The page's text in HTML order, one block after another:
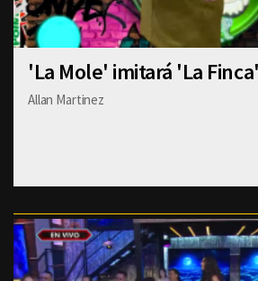
'La Mole' imitará 'La
Allan Martinez